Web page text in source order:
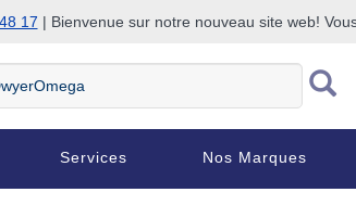
17 | Bienvenue sur notre nouveau site web!
Services Nos Marques